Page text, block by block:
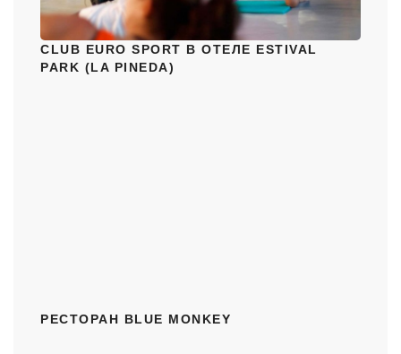
CLUB EURO SPORT В ОТЕЛЕ ESTIVAL
PARK (LA PINEDA)
РЕСТОРАН BLUE MONKEY